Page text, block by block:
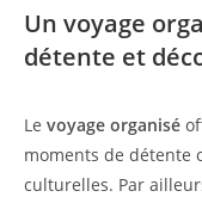
Un voyage
détente et
Le voyage organisé
moments de détente
culturelles. Par